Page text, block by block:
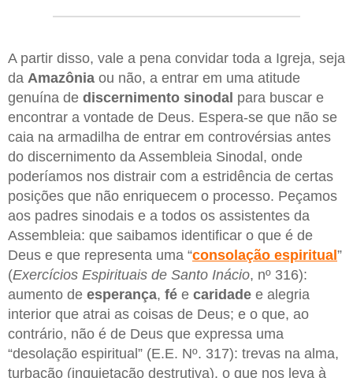
A partir disso, vale a pena convidar toda a Igreja, seja
da Amazônia ou não, a entrar em uma atitude
genuína de discernimento sinodal para buscar e
encontrar a vontade de Deus. Espera-se que não se
caia na armadilha de entrar em controvérsias antes
do discernimento da Assembleia Sinodal, onde
poderíamos nos distrair com a estridência de certas
posições que não enriquecem o processo. Peçamos
aos padres sinodais e a todos os assistentes da
Assembleia: que saibamos identificar o que é de
Deus e que representa uma “consolação espiritual”
(Exercícios Espirituais de Santo Inácio, nº 316):
aumento de esperança, fé e caridade e alegria
interior que atrai as coisas de Deus; e o que, ao
contrário, não é de Deus que expressa uma
“desolação espiritual” (E.E. Nº. 317): trevas na alma,
turbação (inquietação destrutiva), o que nos leva à